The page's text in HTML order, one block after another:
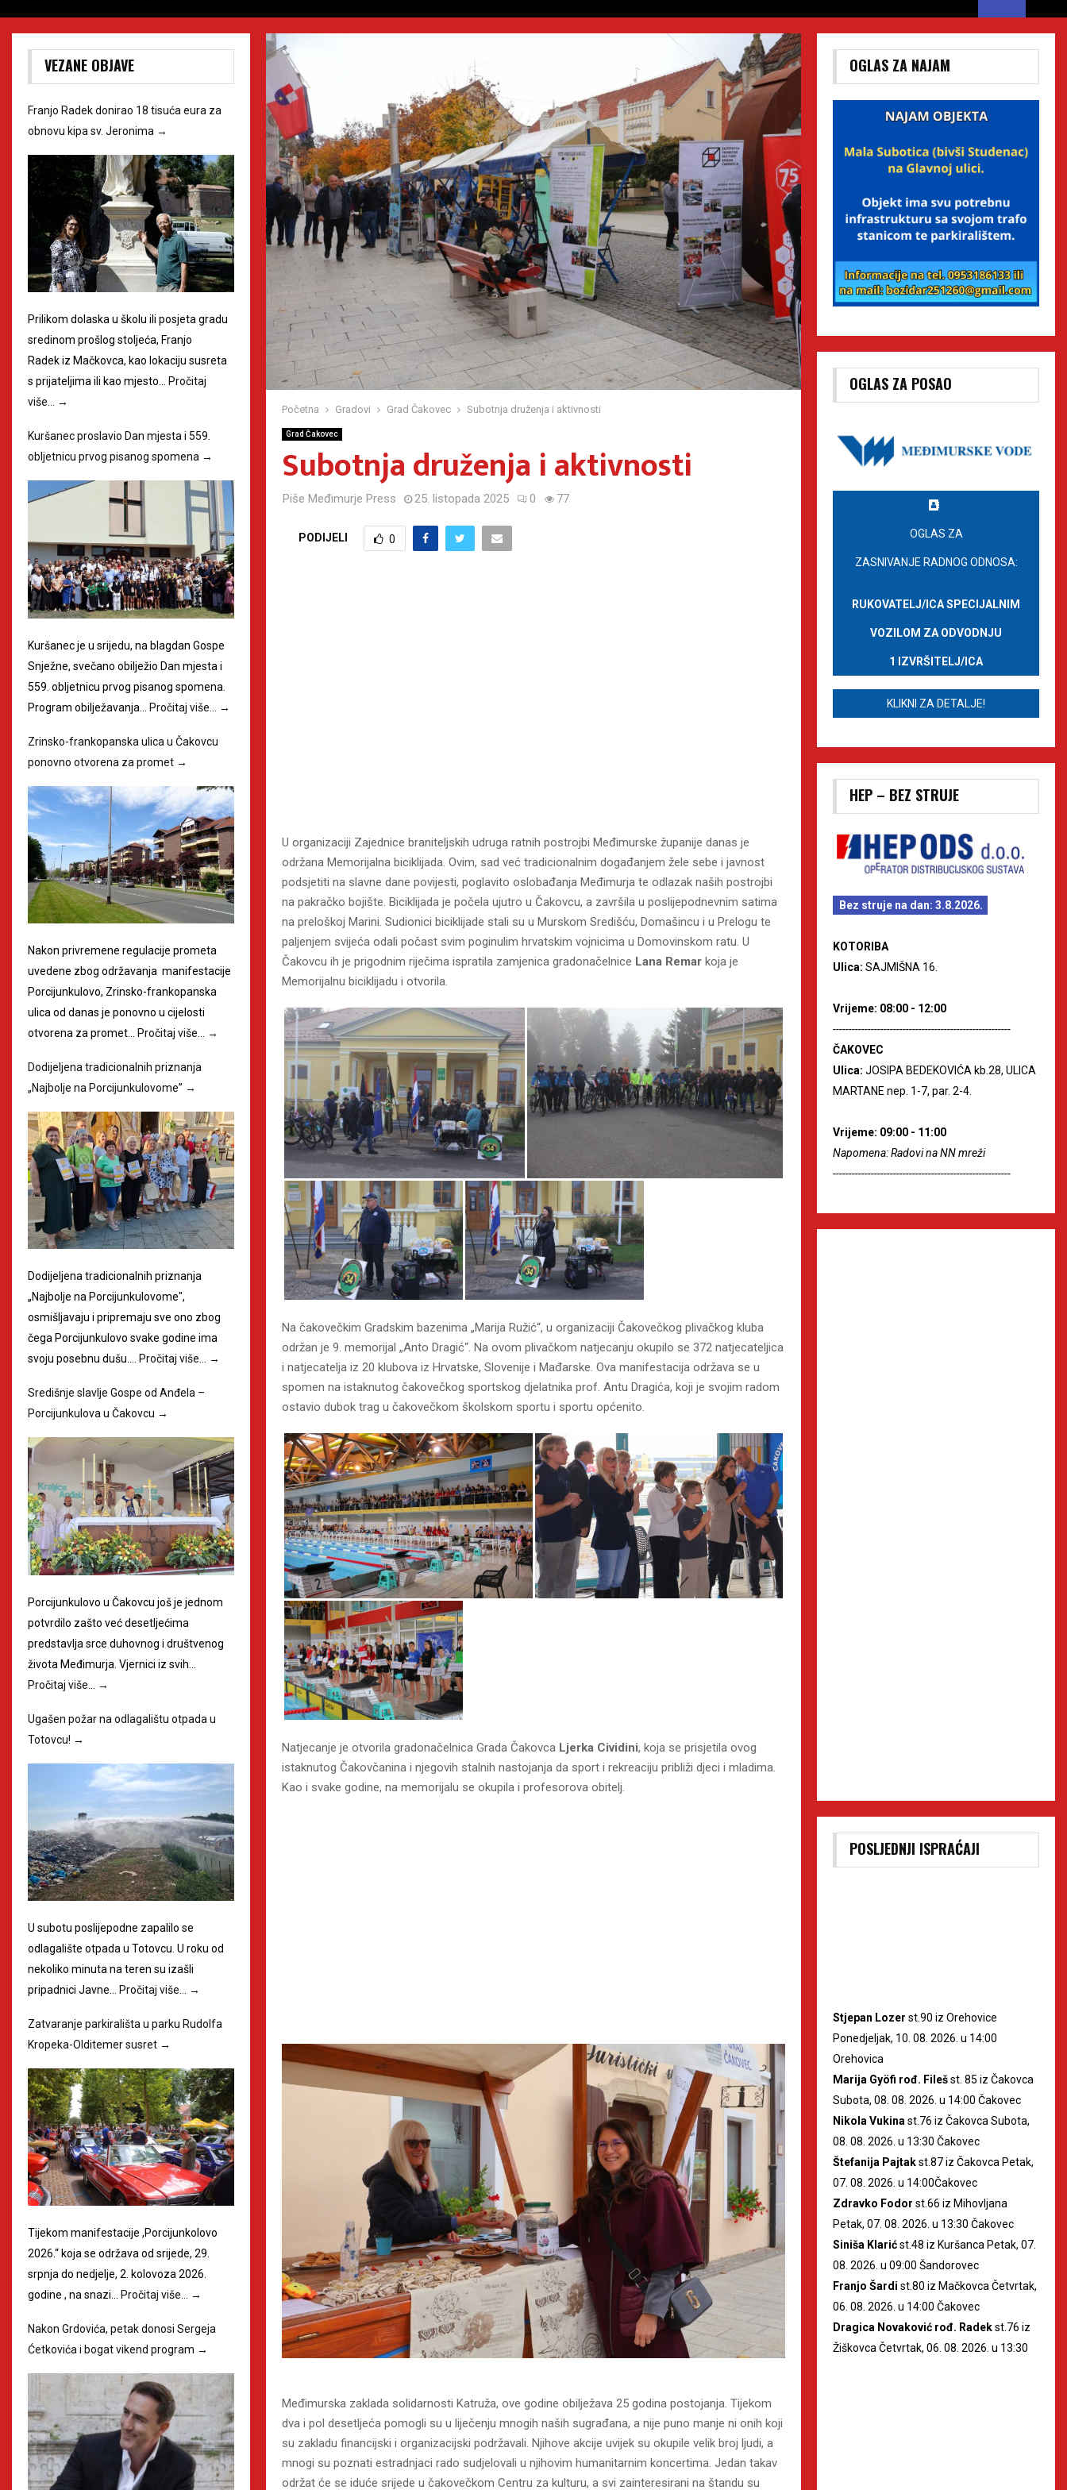
Početna Gradovi Grad Čakovec Subotnja druženja i aktivnosti
Grad Čakovec
Subotnja druženja i aktivnosti
Piše Međimurje Press 25. listopada 2025 0 77
PODIJELI 0
U organizaciji Zajednice braniteljskih udruga ratnih postrojbi Međimurske županije danas je
održana Memorijalna biciklijada. Ovim, sad već tradicionalnim događanjem žele sebe i javnost
podsjetiti na slavne dane povijesti, poglavito oslobađanja Međimurja te odlazak naših postrojbi
na pakračko bojište. Biciklijada je počela ujutro u Čakovcu, a završila u poslijepodnevnim satima
na preloškoj Marini. Sudionici biciklijade stali su u Murskom Središću, Domašincu i u Prelogu te
paljenjem svijeća odali počast svim poginulim hrvatskim vojnicima u Domovinskom ratu. U
Čakovcu ih je prigodnim riječima ispratila zamjenica gradonačelnice Lana Remar koja je
Memorijalnu biciklijadu i otvorila.
Na čakovečkim Gradskim bazenima „Marija Ružić“, u organizaciji Čakovečkog plivačkog kluba
održan je 9. memorijal „Anto Dragić“. Na ovom plivačkom natjecanju okupilo se 372 natjecateljica
i natjecatelja iz 20 klubova iz Hrvatske, Slovenije i Mađarske. Ova manifestacija održava se u
spomen na istaknutog čakovečkog sportskog djelatnika prof. Antu Dragića, koji je svojim radom
ostavio dubok trag u čakovečkom školskom sportu i sportu općenito.
Natjecanje je otvorila gradonačelnica Grada Čakovca Ljerka Cividini, koja se prisjetila ovog
istaknutog Čakovčanina i njegovih stalnih nastojanja da sport i rekreaciju približi djeci i mladima.
Kao i svake godine, na memorijalu se okupila i profesorova obitelj.
Međimurska zaklada solidarnosti Katruža, ove godine obilježava 25 godina postojanja. Tijekom
dva i pol desetljeća pomogli su u liječenju mnogih naših sugrađana, a nije puno manje ni onih koji
su zakladu financijski i organizacijski podržavali. Njihove akcije uvijek su okupile velik broj ljudi, a
mnogi su poznati estradnjaci rado sudjelovali u njihovim humanitarnim koncertima. Jedan takav
održat će se iduće srijede u čakovečkom Centru za kulturu, a svi zainteresirani na štandu su
VEZANE OBJAVE
Franjo Radek donirao 18 tisuća eura za
obnovu kipa sv. Jeronima →
Prilikom dolaska u školu ili posjeta gradu
sredinom prošlog stoljeća, Franjo
Radek iz Mačkovca, kao lokaciju susreta
s prijateljima ili kao mjesto… Pročitaj
više… →
Kuršanec proslavio Dan mjesta i 559.
obljetnicu prvog pisanog spomena →
Kuršanec je u srijedu, na blagdan Gospe
Snježne, svečano obilježio Dan mjesta i
559. obljetnicu prvog pisanog spomena.
Program obilježavanja…
Pročitaj više… →
Zrinsko-frankopanska ulica u Čakovcu
ponovno otvorena za promet →
Nakon privremene regulacije prometa
uvedene zbog održavanja manifestacije
Porcijunkulovo, Zrinsko-frankopanska
ulica od danas je ponovno u cijelosti
otvorena za promet…
Pročitaj više… →
Dodijeljena tradicionalnih priznanja
„Najbolje na Porcijunkulovome” →
Dodijeljena tradicionalnih priznanja
„Najbolje na Porcijunkulovome",
osmišljavaju i pripremaju sve ono zbog
čega Porcijunkulovo svake godine ima
svoju posebnu dušu.… Pročitaj više… →
Središnje slavlje Gospe od Anđela –
Porcijunkulova u Čakovcu →
Porcijunkulovo u Čakovcu još je jednom
potvrdilo zašto već desetljećima
predstavlja srce duhovnog i društvenog
života Međimurja. Vjernici iz svih…
Pročitaj više…
→
Ugašen požar na odlagalištu otpada u
Totovcu! →
U subotu poslijepodne zapalilo se
odlagalište otpada u Totovcu. U roku od
nekoliko minuta na teren su izašli
pripadnici Javne…
Pročitaj više… →
Zatvaranje parkirališta u parku Rudolfa
Kropeka-Olditemer susret →
Tijekom manifestacije ,Porcijunkolovo
2026.“ koja se održava od srijede, 29.
srpnja do nedjelje, 2. kolovoza 2026.
godine , na snazi…
Pročitaj više… →
Nakon Grdovića, petak donosi Sergeja
Ćetkovića i bogat vikend program →
OGLAS ZA NAJAM
OGLAS ZA POSAO
OGLAS ZA
ZASNIVANJE RADNOG ODNOSA:
RUKOVATELJ/ICA SPECIJALNIM
VOZILOM ZA ODVODNJU
1 IZVRŠITELJ/ICA
KLIKNI ZA DETALJE!
HEP – BEZ STRUJE
Bez struje na dan: 3.8.2026.
KOTORIBA
Ulica: SAJMIŠNA 16.
Vrijeme: 08:00 - 12:00
--------------------------------------------------------
ČAKOVEC
Ulica: JOSIPA BEDEKOVIĆA kb.28, ULICA
MARTANE nep. 1-7, par. 2-4.
Vrijeme: 09:00 - 11:00
Napomena: Radovi na NN mreži
--------------------------------------------------------
POSLJEDNJI ISPRAĆAJI
Stjepan Lozer st.90 iz Orehovice
Ponedjeljak, 10. 08. 2026. u 14:00
Orehovica
Marija Gyöfi rođ. Filešst. 85 iz Čakovca
Subota, 08. 08. 2026. u 14:00 Čakovec
Nikola Vukina st.76 iz Čakovca Subota,
08. 08. 2026. u 13:30 Čakovec
Štefanija Pajtakst.87 iz Čakovca Petak,
07. 08. 2026. u 14:00Čakovec
Zdravko Fodor st.66 iz Mihovljana
Petak, 07. 08. 2026. u 13:30 Čakovec
Siniša Klarićst.48 iz Kuršanca Petak, 07.
08. 2026. u 09:00 Šandorovec
Franjo Šardi st.80 iz Mačkovca Četvrtak,
06. 08. 2026. u 14:00 Čakovec
Dragica Novaković rođ. Radekst.76 iz
Žiškovca Četvrtak, 06. 08. 2026. u 13:30